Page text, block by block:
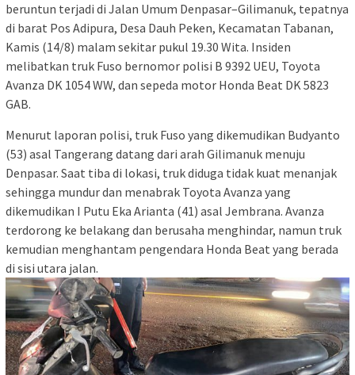
beruntun terjadi di Jalan Umum Denpasar–Gilimanuk, tepatnya
di barat Pos Adipura, Desa Dauh Peken, Kecamatan Tabanan,
Kamis (14/8) malam sekitar pukul 19.30 Wita. Insiden
melibatkan truk Fuso bernomor polisi B 9392 UEU, Toyota
Avanza DK 1054 WW, dan sepeda motor Honda Beat DK 5823
GAB.
Menurut laporan polisi, truk Fuso yang dikemudikan Budyanto
(53) asal Tangerang datang dari arah Gilimanuk menuju
Denpasar. Saat tiba di lokasi, truk diduga tidak kuat menanjak
sehingga mundur dan menabrak Toyota Avanza yang
dikemudikan I Putu Eka Arianta (41) asal Jembrana. Avanza
terdorong ke belakang dan berusaha menghindar, namun truk
kemudian menghantam pengendara Honda Beat yang berada
di sisi utara jalan.